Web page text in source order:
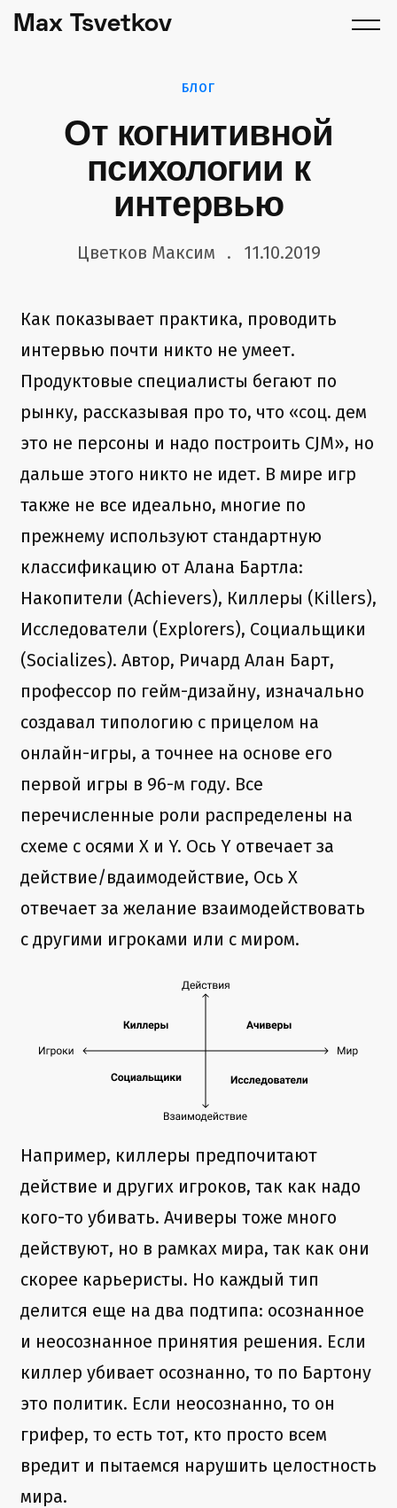
Max Tsvetkov
БЛОГ
От когнитивной
психологии к
интервью
Цветков Максим 11.10.2019
Как показывает практика, проводить
интервью почти никто не умеет.
Продуктовые специалисты бегают по
рынку, рассказывая про то, что «соц. дем
это не персоны и надо построить CJM», но
дальше этого никто не идет. В мире игр
также не все идеально, многие по
прежнему используют стандартную
классификацию от Алана Бартла:
Накопители (Achievers), Киллеры (Killers),
Исследователи (Explorers), Социальщики
(Socializes). Автор, Ричард Алан Барт,
профессор по гейм-дизайну, изначально
создавал типологию с прицелом на
онлайн-игры, а точнее на основе его
первой игры в 96-м году. Все
перечисленные роли распределены на
схеме с осями X и Y. Ось Y отвечает за
действие/вдаимодействие, Ось X
отвечает за желание взаимодействовать
с другими игроками или с миром.
Например, киллеры предпочитают
действие и других игроков, так как надо
кого-то убивать. Ачиверы тоже много
действуют, но в рамках мира, так как они
скорее карьеристы. Но каждый тип
делится еще на два подтипа: осознанное
и неосознанное принятия решения. Если
киллер убивает осознанно, то по Бартону
это политик. Если неосознанно, то он
грифер, то есть тот, кто просто всем
вредит и пытаемся нарушить целостность
мира.